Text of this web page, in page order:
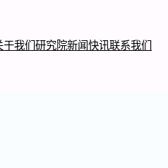
于我们 研究院新闻快讯联系我们